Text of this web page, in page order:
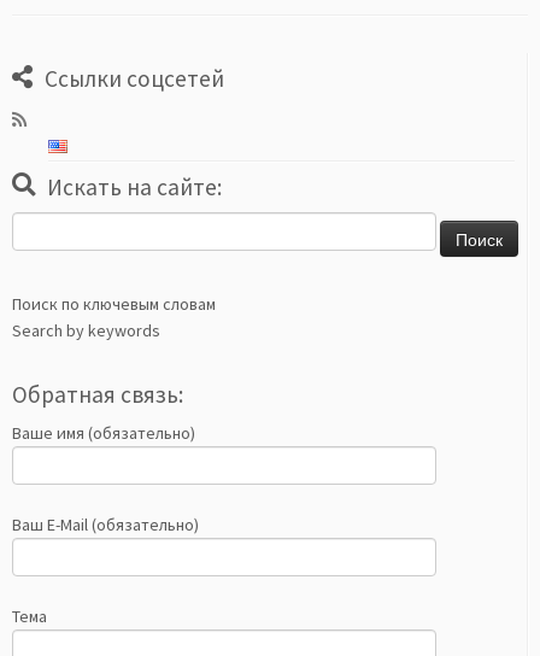
Ссылки соцсетей
Искать на сайте:
Поиск по ключевым словам
Search by keywords
Обратная связь:
Ваше имя (обязательно)
Ваш E-Mail (обязательно)
Тема